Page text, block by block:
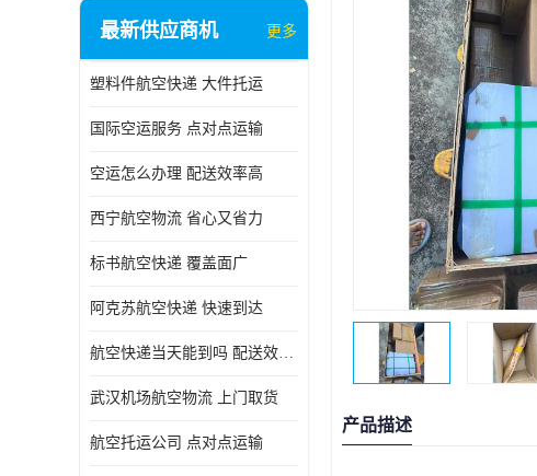
最新供应商机 更多
塑料件航空快递 大件托运
国际空运服务 点对点运输
空运怎么办理 配送效率高
西宁航空物流 省心又省力
标书航空快递 覆盖面广
阿克苏航空快递 快速到达
航空快递当天能到吗 配送效率高
武汉机场航空物流 上门取货
航空托运公司 点对点运输
产品描述